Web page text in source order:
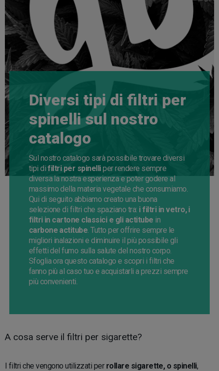
Diversi tipi di filtri per
spinelli sul nostro
catalogo
Sul nostro catalogo sarà possibile trovare diversi
tipi difiltri per spinelliper rendere sempre
diversa la nostra esperienza e poter godere al
massimo della materia vegetale che consumiamo.
Qui di seguito abbiamo creato una buona
selezione di filtri che spaziano tra: i filtri in vetro, i
filtri in cartone classici e gli actitube in
carbone actitube. Tutto per offrire sempre le
migliori inalazioni e diminuire il più possibile gli
effetti del fumo sulla salute del nostro corpo.
Sfoglia ora questo catalogo e scopri i filtri che
fanno più al caso tuo e acquistarli a prezzi sempre
più convenienti.
A cosa serve il filtri per sigarette?
I filtri che vengono utilizzati perrollare sigarette, o spinelli,